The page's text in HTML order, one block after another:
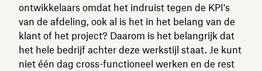
ontwikkelaars omdat het indruist tegen de KPI's
van de afdeling, ook al is het in het belang van de
klant of het project? Daarom is het belangrijk dat
het hele bedrijf achter deze werkstijl staat. Je kunt
niet één dag cross-functioneel werken en de rest